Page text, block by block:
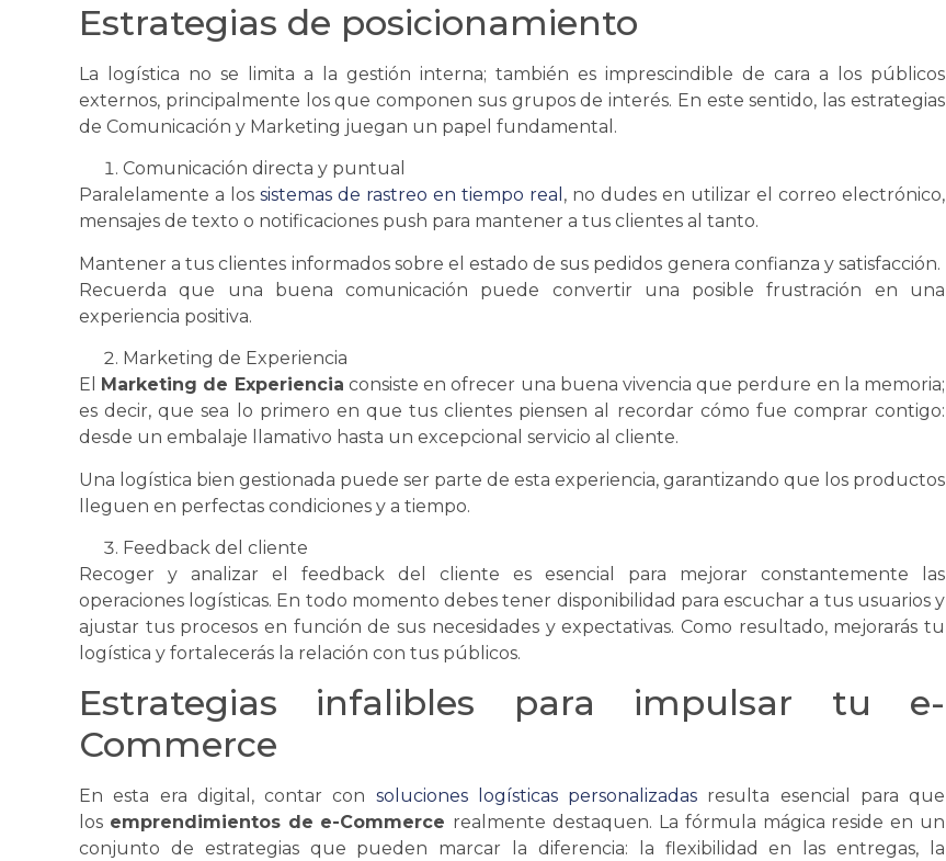
Estrategias de posicionamiento
La logística no se limita a la gestión interna; también es imprescindible de cara a los públicos
externos, principalmente los que componen sus grupos de interés. En este sentido, las estrategias
de Comunicación y Marketing juegan un papel fundamental.
Comunicación directa y puntual
Paralelamente a los sistemas de rastreo en tiempo real , no dudes en utilizar el correo electrónico,
mensajes de texto o notificaciones push para mantener a tus clientes al tanto.
Mantener a tus clientes informados sobre el estado de sus pedidos genera confianza y satisfacción.
Recuerda que una buena comunicación puede convertir una posible frustración en una
experiencia positiva.
Marketing de Experiencia
El
Marketing de Experiencia consiste en ofrecer una buena vivencia que perdure en la memoria;
es decir, que sea lo primero en que tus clientes piensen al recordar cómo fue comprar contigo:
desde un embalaje llamativo hasta un excepcional servicio al cliente.
Una logística bien gestionada puede ser parte de esta experiencia, garantizando que los productos
lleguen en perfectas condiciones y a tiempo.
Feedback del cliente
Recoger y analizar el feedback del cliente es esencial para mejorar constantemente las
operaciones logísticas. En todo momento debes tener disponibilidad para escuchar a tus usuarios y
ajustar tus procesos en función de sus necesidades y expectativas. Como resultado, mejorarás tu
logística y fortalecerás la relación con tus públicos.
Estrategias infalibles para impulsar tu e-
Commerce
En esta era digital, contar con soluciones logísticas personalizadas resulta esencial para que
los emprendimientos de e-Commerce realmente destaquen. La fórmula mágica reside en un
conjunto de estrategias que pueden marcar la diferencia: la flexibilidad en las entregas, la